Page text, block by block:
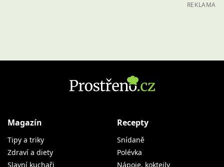
REKLAMA
Magazín
Tipy a triky
Zdraví a diety
Slavní kuchaři
Recepty
Snídaně
Polévka
Nápoje, koktejly